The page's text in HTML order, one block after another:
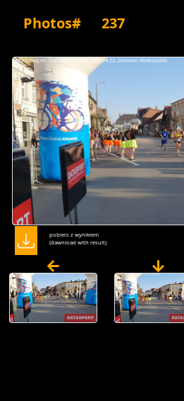
Photos# 237
pobierz z wynikiem
(dawnload with result)